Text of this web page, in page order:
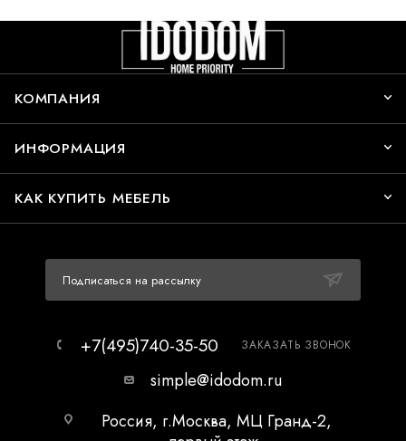
КОМПАНИЯ
ИНФОРМАЦИЯ
КАК КУПИТЬ МЕБЕЛЬ
Подписаться на рассылку
+7(495)740-35-50 ЗАКАЗАТЬ ЗВОНОК
simple@idodom.ru
Россия, г.Москва, МЦ Гранд-2,